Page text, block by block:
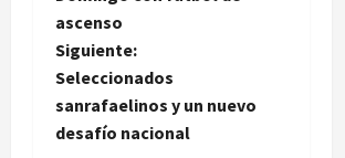
a
v
e
ascenso
Siguiente:
Seleccionados
sanrafaelinos y un nuevo
desafío nacional